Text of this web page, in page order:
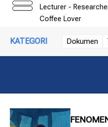
Lecturer -
Coffee Lover
KATEGORI Dokumen